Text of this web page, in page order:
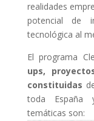
realidades
potencial de
tecnológica al
El programa
ups,
constituidas
toda España
temáticas son: